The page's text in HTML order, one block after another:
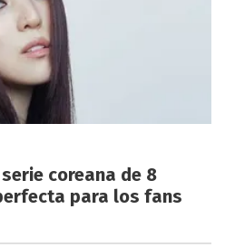
coreana de 8
para los fans